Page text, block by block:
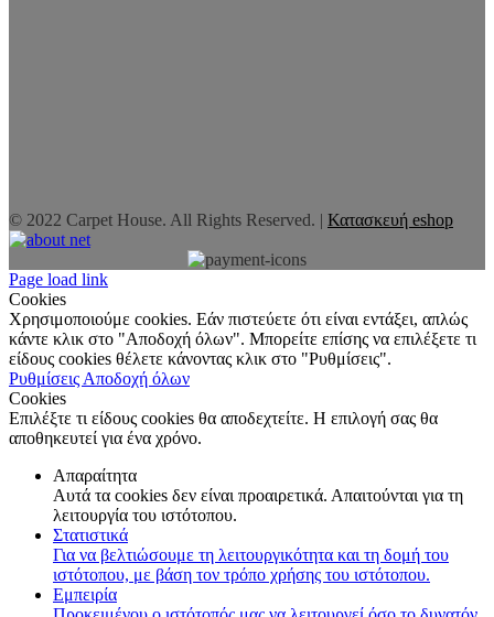
© 2022 Carpet House. All Rights Reserved. | Κατασκευή eshop
Page load link
Cookies
Χρησιμοποιούμε cookies. Εάν πιστεύετε ότι είναι εντάξει, απλώς
κάντε κλικ στο "Αποδοχή όλων". Μπορείτε επίσης να επιλέξετε τι
είδους cookies θέλετε κάνοντας κλικ στο "Ρυθμίσεις".
Ρυθμίσεις Αποδοχή όλων
Cookies
Επιλέξτε τι είδους cookies θα αποδεχτείτε. Η επιλογή σας θα
αποθηκευτεί για ένα χρόνο.
Απαραίτητα
Αυτά τα cookies δεν είναι προαιρετικά. Απαιτούνται για τη
λειτουργία του ιστότοπου.
Στατιστικά
Για να βελτιώσουμε τη λειτουργικότητα και τη δομή του
ιστότοπου, με βάση τον τρόπο χρήσης του ιστότοπου.
Εμπειρία